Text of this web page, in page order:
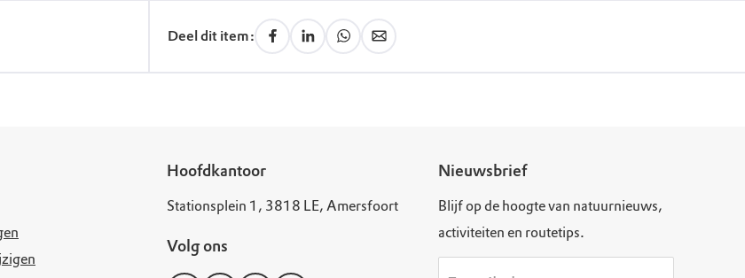
Deel dit item:
Hoofdkantoor
Stationsplein 1, 3818 LE, Amersfoort
Volg ons
Nieuwsbrief
Blijf op de hoogte van natuurnieuws,
activiteiten en routetips.